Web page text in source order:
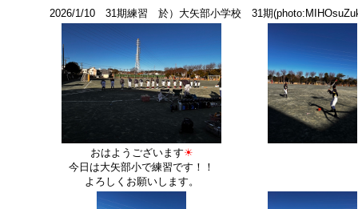
2026/1/10 31期練習 於）大矢部小学校 31期
おはようございます☀
今日は大矢部小で練習です！！
よろしくお願いします。